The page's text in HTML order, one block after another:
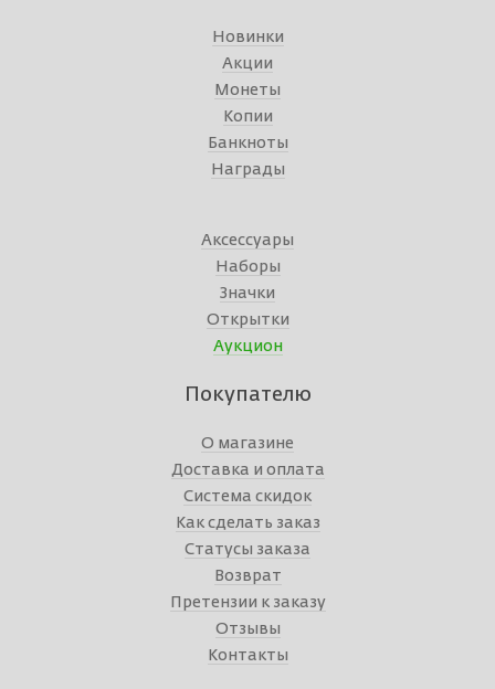
Новинки
Акции
Монеты
Копии
Банкноты
Награды
Аксессуары
Наборы
Значки
Открытки
Аукцион
Покупателю
О магазине
Доставка и оплата
Система скидок
Как сделать заказ
Статусы заказа
Возврат
Претензии к заказу
Отзывы
Контакты